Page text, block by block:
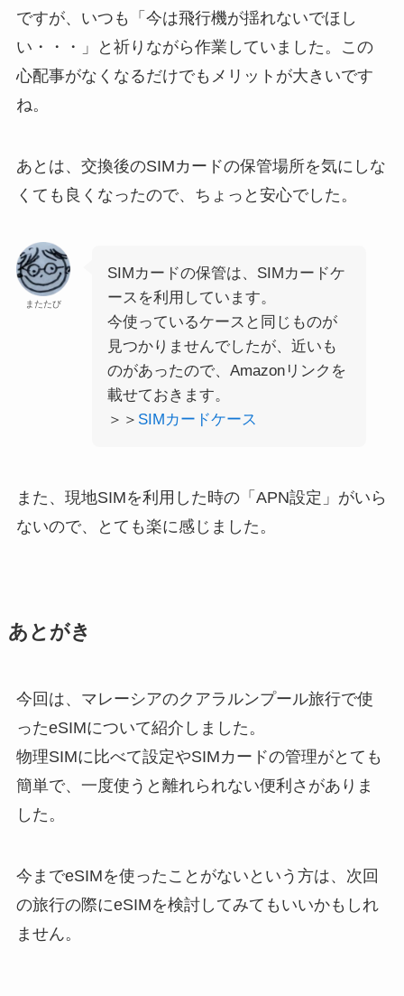
ですが、いつも「今は飛行機が揺れないでほし
い・・・」と祈りながら作業していました。この
心配事がなくなるだけでもメリットが大きいです
ね。
あとは、交換後のSIMカードの保管場所を気にしな
くても良くなったので、ちょっと安心でした。
またたび
SIMカードの保管は、SIMカードケ
ースを利用しています。
今使っているケースと同じものが
見つかりませんでしたが、近いも
のがあったので、Amazonリンクを
載せておきます。
＞＞ SIMカードケース
また、現地SIMを利用した時の「APN設定」がいら
ないので、とても楽に感じました。
あとがき
今回は、マレーシアのクアラルンプール旅行で使
ったeSIMについて紹介しました。
物理SIMに比べて設定やSIMカードの管理がとても
簡単で、一度使うと離れられない便利さがありま
した。
今までeSIMを使ったことがないという方は、次回
の旅行の際にeSIMを検討してみてもいいかもしれ
ません。